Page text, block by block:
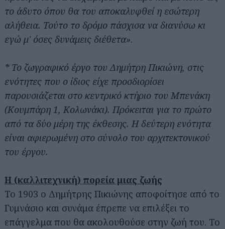
το άδυτο όπου θα του αποκαλυφθεί η εσώτερη
αλήθεια. Τούτο το δρόμο πάσχισα να διανύσω κι
εγώ μ' όσες δυνάμεις διέθετα».
* Το ζωγραφικό έργο του Δημήτρη Πικιώνη, στις
ενότητες που ο ίδιος είχε προσδιορίσει
παρουσιάζεται στο κεντρικό κτήριο του Μπενάκη
(Κουμπάρη 1, Κολωνάκι). Πρόκειται για το πρώτο
από τα δύο μέρη της έκθεσης. Η δεύτερη ενότητα
είναι αφιερωμένη στο σύνολο του αρχιτεκτονικού
του έργου.
Η (καλλιτεχνική) πορεία μιας ζωής
Το 1903 ο Δημήτρης Πικιώνης αποφοίτησε από το
Γυμνάσιο και συνάμα έπρεπε να επιλέξει το
επάγγελμα που θα ακολουθούσε στην ζωή του. Το